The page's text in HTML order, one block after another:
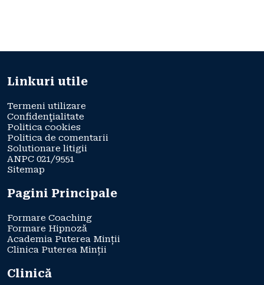
Linkuri utile
Termeni utilizare
Confidenţialitate
Politica cookies
Politica de comentarii
Solutionare litigii
ANPC 021/9551
Sitemap
Pagini Principale
Formare Coaching
Formare Hipnoză
Academia Puterea Minții
Clinica Puterea Minții
Clinică